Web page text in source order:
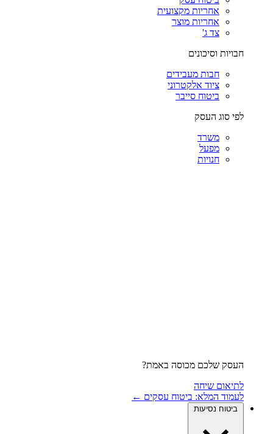
אחריות מקצועית
אחריות מוצר
צד ג'
חבויות וסיכונים
חבות מעבידים
ציוד אלקטרוני
ביטוח סייבר
לפי סוג העסק
משרד
מפעל
חנויות
העסק שלכם מכוסה באמת?
לתיאום שיחה
לעמוד המלא: ביטוח עסקים ←
ביטוח נסיעות